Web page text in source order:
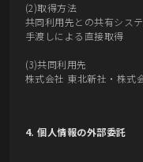
(2)取得方法
共同利用先との共有シス
手渡しによる直接取得
(3)共同利用先
株式会社 東北新社・株式
4. 個人情報の外部委託